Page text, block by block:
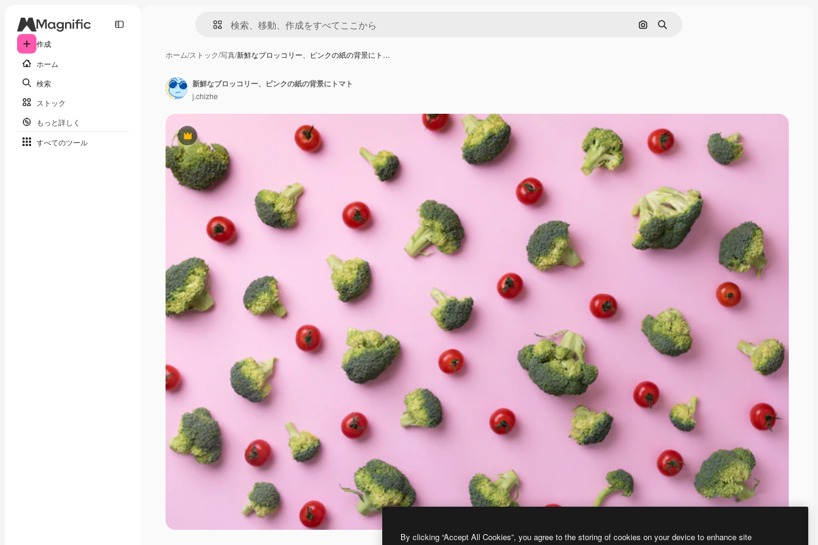
作成
ホーム
検索
ストック
もっと詳しく
すべてのツール
画像で検索
検索
ホーム/ストック/写真/新鮮なブロッコリー、ピンクの紙の背景にト…
Premium
新鮮なブロッコリー、ピンクの紙の背景にトマト
j.chizhe
By clicking “Accept All Cookies”, you agree to the storing of cookies on your device to enhance site